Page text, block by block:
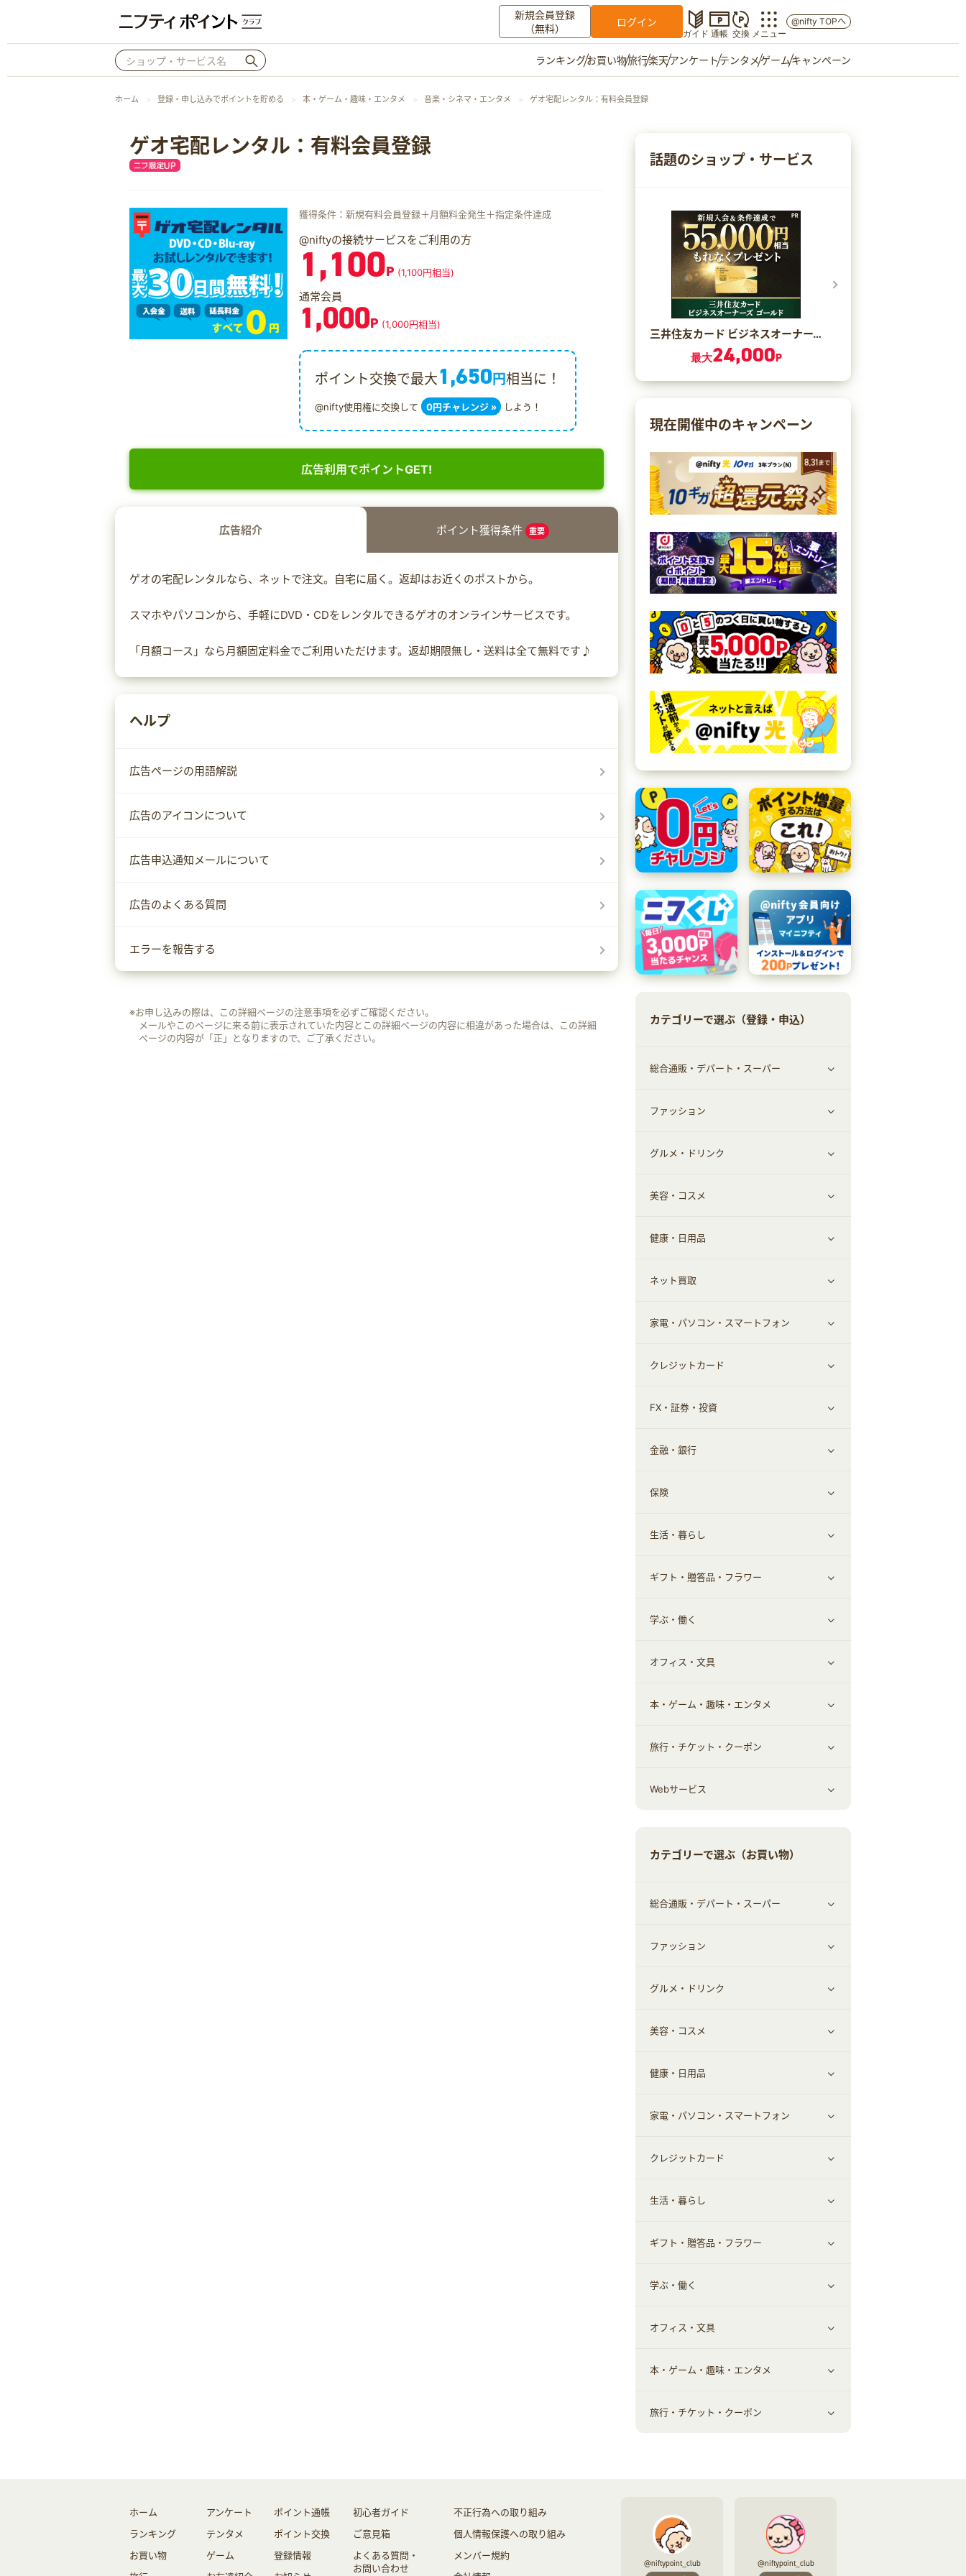
新規会員登録
（無料）
ログイン
ガイド 通帳 交換 メニュー
その他
キャンペーン
@nifty TOPへ
ランキングお買い物旅行楽天アンケートテンタメゲームキャンペーン
ホーム 登録・申し込みでポイントを貯める 本・ゲーム・趣味・エンタメ 音楽・シネマ・エンタメ ゲオ宅配レンタル：有料会員登録
ゲオ宅配レンタル：有料会員登録
獲得条件：新規有料会員登録＋月額料金発生＋指定条件達成
@niftyの接続サービスをご利用の方
1,100P (1,100円相当)
通常会員
1,000P (1,000円相当)
ポイント交換で最大1,650円相当に！
@nifty使用権に交換して 0円チャレンジ » しよう！
広告利用でポイントGET!
広告紹介 ポイント獲得条件 重要
ゲオの宅配レンタルなら、ネットで注文。自宅に届く。返却はお近くのポストから。
スマホやパソコンから、手軽にDVD・CDをレンタルできるゲオのオンラインサービスです。
「月額コース」なら月額固定料金でご利用いただけます。返却期限無し・送料は全て無料です♪
ヘルプ
広告ページの用語解説
広告のアイコンについて
広告申込通知メールについて
広告のよくある質問
エラーを報告する
※お申し込みの際は、この詳細ページの注意事項を必ずご確認ください。
メールやこのページに来る前に表示されていた内容とこの詳細ページの内容に相違があった場合は、この詳細
ページの内容が「正」となりますので、ご了承ください。
話題のショップ・サービス
三井住友カード ビジネスオーナーズ ゴールド（カード発行）
最大24,000P
現在開催中のキャンペーン
カテゴリーで選ぶ（登録・申込）
総合通販・デパート・スーパー
すべて見る
総合通販
ファッション
すべて見る
ファッション
インナー・下着
スーツ・フォーマル
グルメ・ドリンク
すべて見る
グルメ
お酒
食材宅配
ウォーターサーバー
美容・コスメ
すべて見る
ヘアケア
エステ・サロン
メンズ美容
健康・日用品
すべて見る
スポーツ・フィットネス
日用品・薬局・からだ
ネット買取
すべて見る
ネット買取
家電・パソコン・スマートフォン
すべて見る
家電・パソコン・ソフトウェア
通信・レンタルサーバー
スマホ・携帯電話・SIM
定額制有料コンテンツ
クレジットカード
すべて見る
クレジットカード
FX・証券・投資
すべて見る
証券
仮想通貨
その他投資
金融・銀行
銀行・ネット銀行
キャッシング・ローン
その他金融
保険
すべて見る
保険相談・面談
生活・暮らし
すべて見る
住まい・暮らし
不動産
引越し
エコ・エネルギー
車情報・カーシェア・レンタル
ギフト・贈答品・フラワー
すべて見る
ギフト・贈答品
学ぶ・働く
すべて見る
習い事・学習・学校
仕事・転職
オフィス・文具
すべて見る
オフィス・文具
本・ゲーム・趣味・エンタメ
すべて見る
ゲーム・趣味
旅行・チケット・クーポン
すべて見る
Webサービス
カテゴリーで選ぶ（お買い物）
総合通販・デパート・スーパー
すべて見る
総合通販
デパート・スーパー
ファッション
すべて見る
ファッション
インナー・下着
靴・フットウェア
小物・かばん
スーツ・フォーマル
グルメ・ドリンク
すべて見る
グルメ
ドリンク
お酒
食材宅配
美容・コスメ
すべて見る
スキンケア
メイクアップ
ヘアケア
メンズ美容
美容・ダイエット用品
脱毛用品
美容食品
健康・日用品
すべて見る
健康食品｜青汁・飲料
健康食品｜乳酸菌・ケフィア
健康食品｜その他
スポーツ・フィットネス
日用品・薬局・からだ
家電・パソコン・スマートフォン
すべて見る
家電・パソコン・ソフトウェア
スマホ・携帯電話・SIM
クレジットカード
すべて見る
クレジットカード
生活・暮らし
すべて見る
車情報・カーシェア・レンタル
お役立ち
生活雑貨・家具インテリア
赤ちゃん・こども・マタニティ
ギフト・贈答品・フラワー
すべて見る
ギフト・贈答品
フラワー
学ぶ・働く
すべて見る
習い事・学習・学校
オフィス・文具
すべて見る
オフィス・文具
本・ゲーム・趣味・エンタメ
すべて見る
本
旅行・チケット・クーポン
チケット・クーポン・チラシ
ホーム
ランキング
お買い物
アンケート
テンタメ
ゲーム
ポイント通帳
ポイント交換
登録情報
初心者ガイド
ご意見箱
よくある質問・
お問い合わせ
不正行為への取り組み
個人情報保護への取り組み
メンバー規約
@niftypoint_club @niftypoint_club